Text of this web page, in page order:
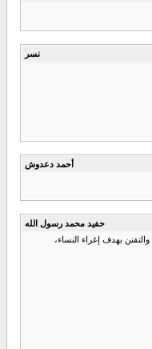
نسر
أحمد دعدوش
حفيد محمد رسول الله
بهدف إغراء النساء،